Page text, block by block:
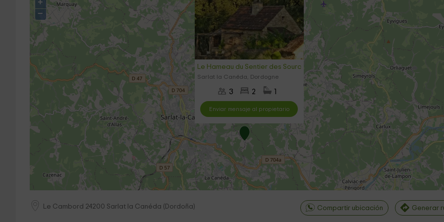
Le Hameau du Sentier des Sources-Oustal du Potager
Sarlat la Canéda, Dordogne
3 2
Enviar mensaje al propietario
+
−
Le Cambord 24200 Sarlat la Canéda ( Dordoña) Compartir ubicación Generar